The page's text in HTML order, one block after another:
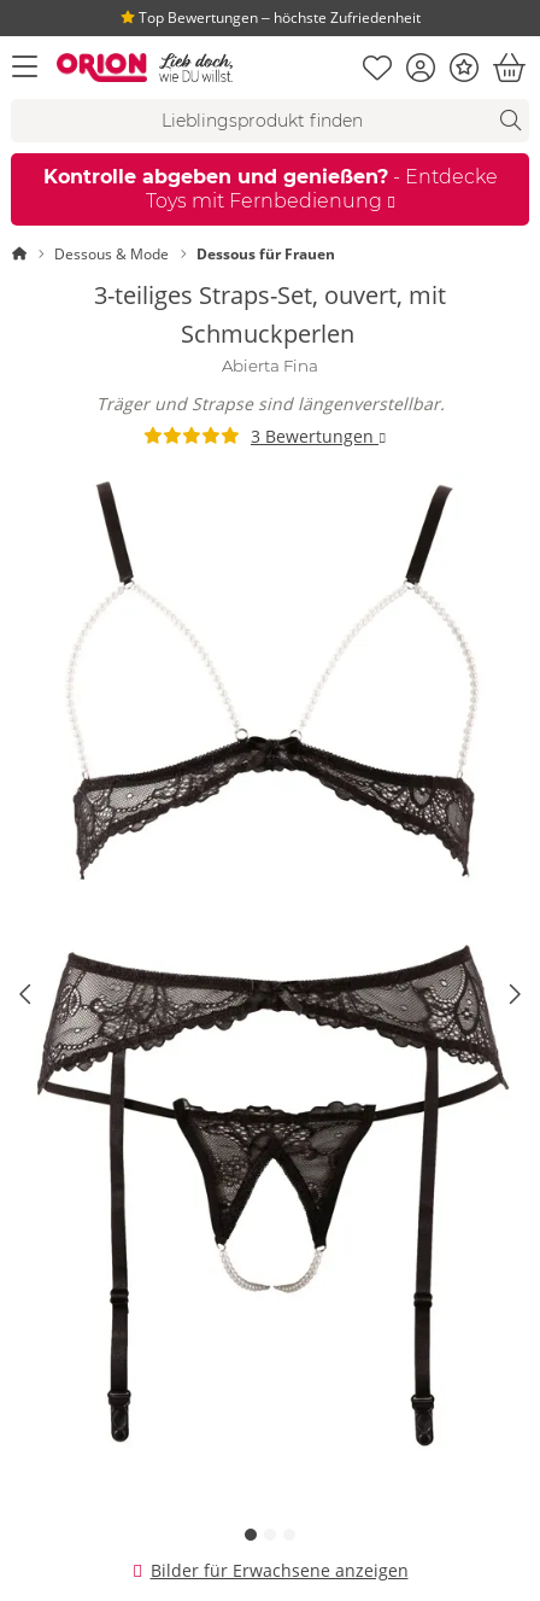
Top Bewertungen ‒ höchste Zufriedenheit
Menü öffnen Merkliste
KontoBonus
Kontrolle abgeben und genießen?- Entdecke
Toys mit Fernbedienung
StartseiteDessous & Mode Dessous für Frauen
3-teiliges Straps-Set, ouvert, mit
Schmuckperlen
Abierta Fina
Träger und Strapse sind längenverstellbar.
3 Bewertungen
Bilder für Erwachsene anzeigen